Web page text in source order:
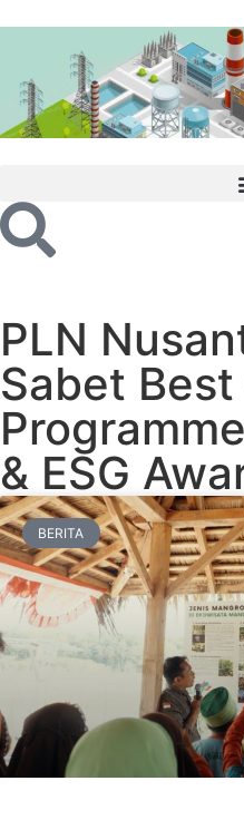
PLN
Sabet
& ESG
BERITA